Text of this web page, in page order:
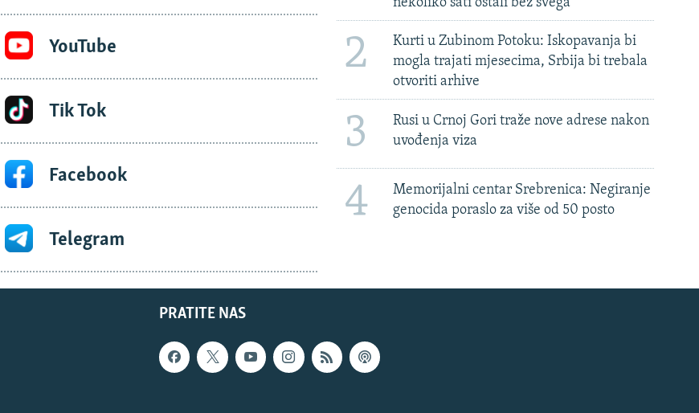
YouTube
Tik Tok
Facebook
Telegram
2
Kurti u Zubinom Potoku: Iskopavanja bi
mogla trajati mjesecima, Srbija bi trebala
otvoriti arhive
3
Rusi u Crnoj Gori traže nove adrese nakon
uvođenja viza
4
Memorijalni centar Srebrenica: Negiranje
genocida poraslo za više od 50 posto
PRATITE NAS